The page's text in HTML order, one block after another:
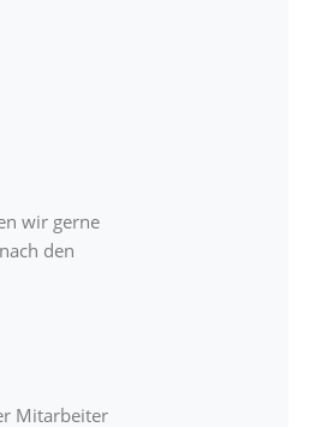
wir gerne
den
Mitarbeiter